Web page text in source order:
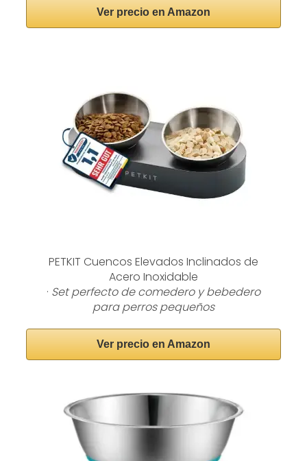
Ver precio en Amazon
PETKIT Cuencos Elevados Inclinados de
Acero Inoxidable
· Set perfecto de comedero y bebedero
para perros pequeños
Ver precio en Amazon